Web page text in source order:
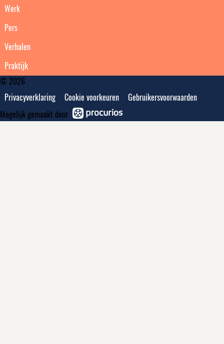
Werk
Pers
Verhalen
Praktijk
© 2026
Privacyverklaring
Cookie voorkeuren
Gebruikersvoorwaarden
Mogelijk gemaakt door